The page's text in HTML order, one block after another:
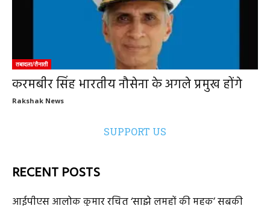
तबादला/तैनाती
करमबीर सिंह भारतीय नौसेना के अगले प्रमुख होंगे
Rakshak News
SUPPORT US
RECENT POSTS
आईपीएस आलोक कुमार रचित ‘साझे लमहों की महक’ सबकी